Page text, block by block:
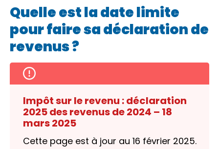
Quelle est la date limite
pour faire sa déclaration de
revenus ?
Impôt sur le revenu : déclaration
2025 des revenus de 2024 – 18
mars 2025
Cette page est à jour au 16 février 2025.